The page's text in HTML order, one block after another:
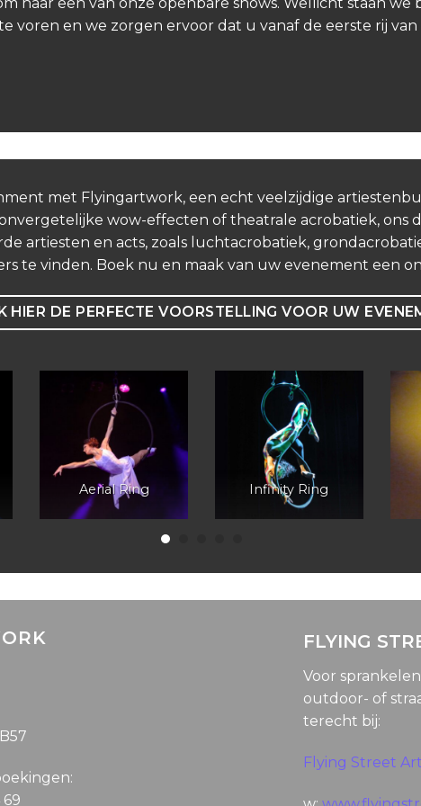
naar een van onze openbare shows. Wellicht staan
voren en we zorgen ervoor dat u vanaf de eerste rij
met Flyingartwork, een echt veelzijdige
wow-effecten of theatrale acrobatiek, ons
artiesten en acts, zoals luchtacrobatiek,
te vinden. Boek nu en maak van uw evenement een
HIER DE PERFECTE VOORSTELLING VOOR UW
Aerial Ring Infinity Ring
69
FLYING
Voor
outdoor- of
terecht bij:
Flying Street